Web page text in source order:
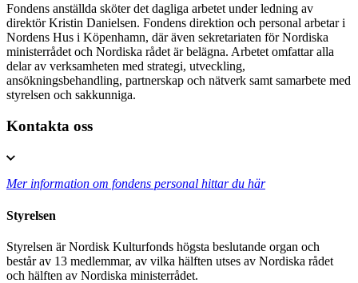
Fondens anställda sköter det dagliga arbetet under ledning av
direktör Kristin Danielsen. Fondens direktion och personal arbetar i
Nordens Hus i Köpenhamn, där även sekretariaten för Nordiska
ministerrådet och Nordiska rådet är belägna. Arbetet omfattar alla
delar av verksamheten med strategi, utveckling,
ansökningsbehandling, partnerskap och nätverk samt samarbete med
styrelsen och sakkunniga.
Kontakta oss
Mer information om fondens personal hittar du här
Styrelsen
Styrelsen är Nordisk Kulturfonds högsta beslutande organ och
består av 13 medlemmar, av vilka hälften utses av Nordiska rådet
och hälften av Nordiska ministerrådet.